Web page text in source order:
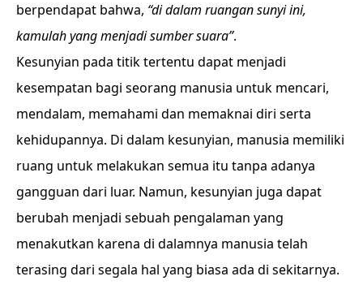
berpendapat bahwa, “di dalam ruangan sunyi ini,
kamulah yang menjadi sumber suara”.
Kesunyian pada titik tertentu dapat menjadi
kesempatan bagi seorang manusia untuk mencari,
mendalam, memahami dan memaknai diri serta
kehidupannya. Di dalam kesunyian, manusia memiliki
ruang untuk melakukan semua itu tanpa adanya
gangguan dari luar. Namun, kesunyian juga dapat
berubah menjadi sebuah pengalaman yang
menakutkan karena di dalamnya manusia telah
terasing dari segala hal yang biasa ada di sekitarnya.